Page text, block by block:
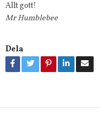
Allt gott!
Mr Humblebee
Dela